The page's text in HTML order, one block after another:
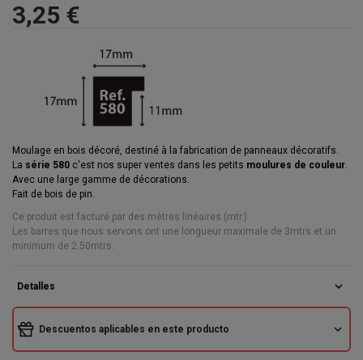
3,25 €
Moulage en bois décoré, destiné à la fabrication de panneaux décoratifs.
La série 580 c'est nos super ventes dans les petits moulures de couleur.
Avec une large gamme de décorations.
Fait de bois de pin.
Ce produit est facturé par des mètres linéaires (mtr.)
Les barres que nous servons ont une longueur maximale de 3mtrs et un
minimum de 2.50mtrs.
Detalles expand_more
Descuentos aplicables en este producto expand_more